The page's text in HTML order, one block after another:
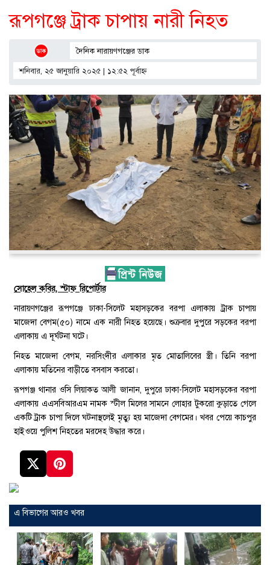
রূপগঞ্জে ট্রাক চাপায় নারী নিহত
দৈনিক নারায়ণগঞ্জের ডাক
শনিবার, ২৫ জানুয়ারি ২০২৫ | ১২:৫২ পূর্বাহ্ণ
সোহেল কবির, স্টাফ রিপোর্টার
নারায়ণগঞ্জের রূপগঞ্জে ঢাকা-সিলেট মহাসড়কের বরপা এলাকায় ট্রাক চাপায়
মাজেদা বেগম(৫০) নামে এক নারী নিহত হয়েছে। শুক্রবার দুপুরে সড়কের বরপা
এলাকায় এ দূর্ঘটনা ঘটে।
নিহত মাজেদা বেগম, নরসিংদীর এলাকার মৃত মোতালিবের স্ত্রী। তিনি বরপা
এলাকায় মতিনের বাড়ীতে বসবাস করতো।
রূপগঞ্জ থানার ওসি লিয়াকত আলী জানান, দুপুরে ঢাকা-সিলেট মহাসড়কের বরপা
এলাকায় এএসবিআরএম নামক স্টীল মিলের সামনে লোহার টুকরো কুড়াতে গেলে
একটি ট্রাক চাপা দিলে ঘটনাস্থলেই মৃত্যু হয় মাজেদা বেগমের। খবর পেয়ে কাচপুর
হাইওয়ে পুলিশ নিহতের মরদেহ উদ্ধার করে।
এ বিভাগের আরও খবর